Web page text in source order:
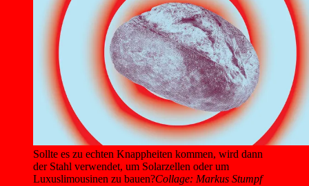
Sollte es zu echten Knappheiten kommen, wird dann
der Stahl verwendet, um Solarzellen oder um
Luxuslimousinen zu bauen?Collage: Markus Stumpf